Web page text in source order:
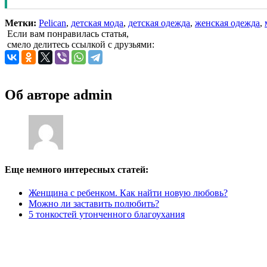
Метки: Pelican, детская мода, детская одежда, женская одежда,
Если вам понравилась статья,
смело делитесь ссылкой с друзьями:
Об авторе admin
Еще немного интересных статей:
Женщина с ребенком. Как найти новую любовь?
Можно ли заставить полюбить?
5 тонкостей утонченного благоухания